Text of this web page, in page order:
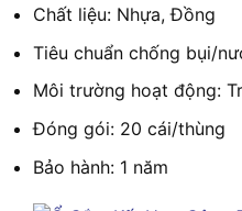
Chất liệu: Nhựa, Đồng
Tiêu chuẩn chống bụi/
Môi trường hoạt động:
Đóng gói: 20 cái/thùng
Bảo hành: 1 năm